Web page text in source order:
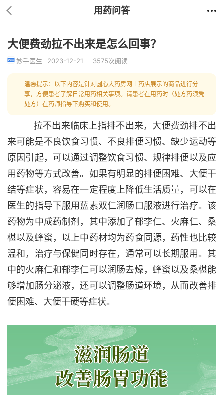
用药问答
大便费劲拉不出来是怎么回事？
妙手医生 2023-12-21 3575次阅读
温馨提示：以下内容是针对圆心大药房网上药店展示的商品进行分
享，方便患者了解日常用药相关事项。请患者在用药时（处方药须凭
处方）在药师指导下购买和使用。
拉不出来临床上指排不出来，大便费劲排不出
来可能是不良饮食习惯、不良排便习惯、缺少运动等
原因引起，可以通过调整饮食习惯、规律排便以及应
用药物等方式改善。如果有明显的排便困难、大便干
结等症状，容易在一定程度上降低生活质量，可以在
医生的指导下服用蓝素双仁润肠口服液进行治疗。该
药物为中成药制剂，其中添加了郁李仁、火麻仁、桑
椹以及蜂蜜，以上中药材均为药食同源，药性也比较
温和，治疗与保健同时存在，通常可以长期服用。其
中的火麻仁和郁李仁可以润肠去燥，蜂蜜以及桑椹能
够增加肠分泌液，还可以调整肠道环境，从而改善排
便困难、大便干硬等症状。